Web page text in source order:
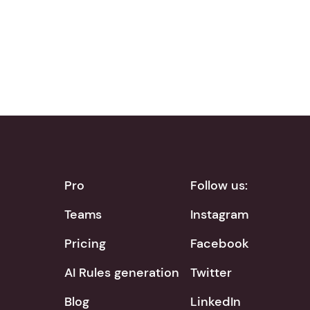
Pro
Teams
Pricing
AI Rules generation
Blog
Follow us:
Instagram
Facebook
Twitter
LinkedIn